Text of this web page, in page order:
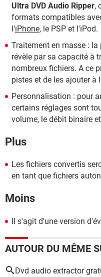
Ultra DVD Audio Ripper,
formats compatibles
l'iPhone, le PSP et l'iPod.
Traitement en masse :
révèle par sa capacité à
nombreux fichiers. A ce
pistes et de les ajouter à
Personnalisation : pour
certains réglages sont
volume, le débit binaire
Plus
Les fichiers convertis
en tant que fichiers
Moins
Il s'agit d'une version
AUTOUR DU MÊME
Dvd audio extractor